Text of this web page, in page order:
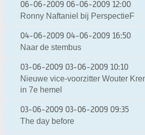
06-06-2009 06-06-2009 12:00
Ronny Naftaniel bij PerspectieF
04-06-2009 04-06-2009 16:50
Naar de stembus
03-06-2009 03-06-2009 10:10
Nieuwe vice-voorzitter Wouter
in 7e hemel
03-06-2009 03-06-2009 09:35
The day before